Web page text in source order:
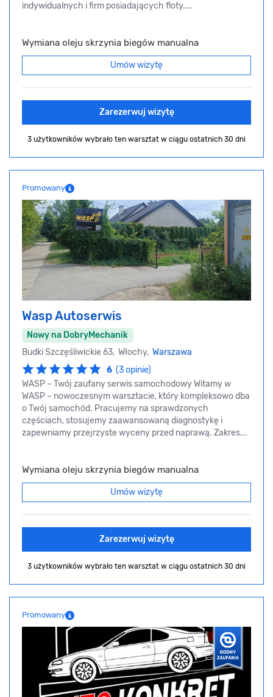
indywidualnych i firm posiadających floty....
Wymiana oleju skrzynia biegów manualna
Umów wizytę
Zarezerwuj wizytę
3 użytkowników wybrało ten warsztat w ciągu ostatnich 30 dni
Promowany
Wasp Autoserwis
Nowy na DobryMechanik
Budki Szczęśliwickie 63, Włochy, Warszawa
6 (3 opinie)
WASP – Twój zaufany serwis samochodowy Witamy w
WASP – nowoczesnym warsztacie, który kompleksowo dba
o Twój samochód. Pracujemy na sprawdzonych
częściach, stosujemy zaawansowaną diagnostykę i
zapewniamy przejrzyste wyceny przed naprawą. Zakres...
Wymiana oleju skrzynia biegów manualna
Umów wizytę
Zarezerwuj wizytę
3 użytkowników wybrało ten warsztat w ciągu ostatnich 30 dni
Promowany